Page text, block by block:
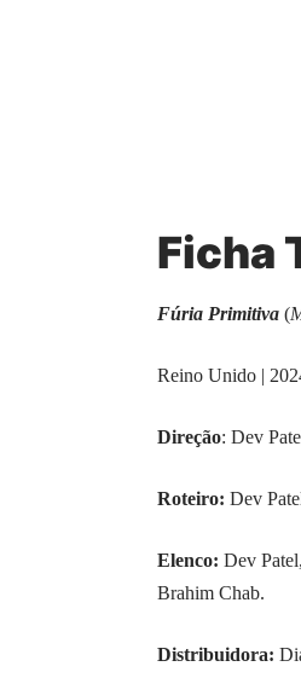
Ficha
Fúria Primitiva (
Reino Unido |
Direção: Dev
Roteiro: Dev
Elenco: Dev
Brahim Chab.
Distribuidora: